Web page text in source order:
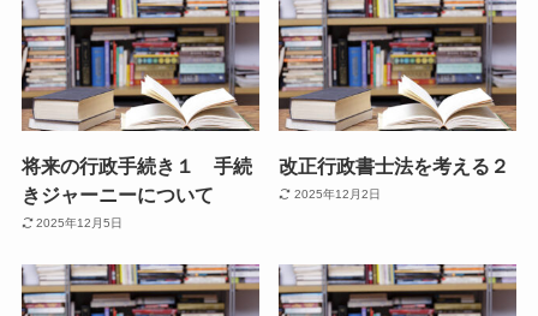
将来の行政手続き１ 手続
きジャーニーについて
2025年12月5日
改正行政書士法を考える２
2025年12月2日